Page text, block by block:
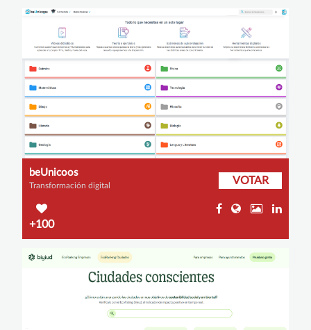
beUnicoos
Transformación digital VOTAR
+100